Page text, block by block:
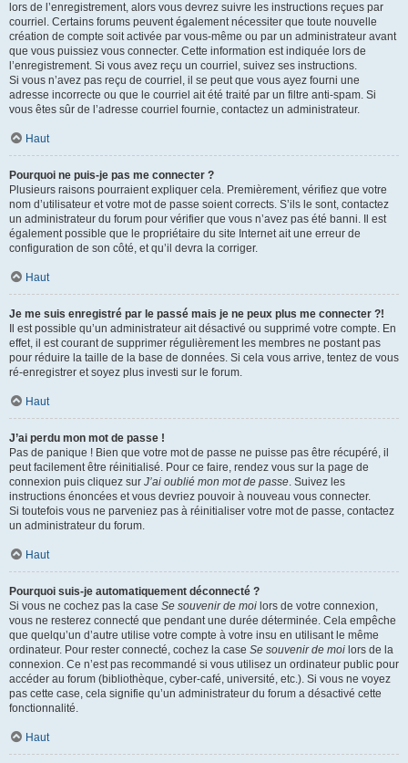
lors de l’enregistrement, alors vous devrez suivre les instructions reçues par
courriel. Certains forums peuvent également nécessiter que toute nouvelle
création de compte soit activée par vous-même ou par un administrateur avant
que vous puissiez vous connecter. Cette information est indiquée lors de
l’enregistrement. Si vous avez reçu un courriel, suivez ses instructions.
Si vous n’avez pas reçu de courriel, il se peut que vous ayez fourni une
adresse incorrecte ou que le courriel ait été traité par un filtre anti-spam. Si
vous êtes sûr de l’adresse courriel fournie, contactez un administrateur.
Haut
Pourquoi ne puis-je pas me connecter ?
Plusieurs raisons pourraient expliquer cela. Premièrement, vérifiez que votre
nom d’utilisateur et votre mot de passe soient corrects. S’ils le sont, contactez
un administrateur du forum pour vérifier que vous n’avez pas été banni. Il est
également possible que le propriétaire du site Internet ait une erreur de
configuration de son côté, et qu’il devra la corriger.
Haut
Je me suis enregistré par le passé mais je ne peux plus me connecter ?!
Il est possible qu’un administrateur ait désactivé ou supprimé votre compte. En
effet, il est courant de supprimer régulièrement les membres ne postant pas
pour réduire la taille de la base de données. Si cela vous arrive, tentez de vous
ré-enregistrer et soyez plus investi sur le forum.
Haut
J’ai perdu mon mot de passe !
Pas de panique ! Bien que votre mot de passe ne puisse pas être récupéré, il
peut facilement être réinitialisé. Pour ce faire, rendez vous sur la page de
connexion puis cliquez sur J’ai oublié mon mot de passe. Suivez les
instructions énoncées et vous devriez pouvoir à nouveau vous connecter.
Si toutefois vous ne parveniez pas à réinitialiser votre mot de passe, contactez
un administrateur du forum.
Haut
Pourquoi suis-je automatiquement déconnecté ?
Si vous ne cochez pas la case Se souvenir de moi lors de votre connexion,
vous ne resterez connecté que pendant une durée déterminée. Cela empêche
que quelqu’un d’autre utilise votre compte à votre insu en utilisant le même
ordinateur. Pour rester connecté, cochez la case Se souvenir de moi lors de la
connexion. Ce n’est pas recommandé si vous utilisez un ordinateur public pour
accéder au forum (bibliothèque, cyber-café, université, etc.). Si vous ne voyez
pas cette case, cela signifie qu’un administrateur du forum a désactivé cette
fonctionnalité.
Haut